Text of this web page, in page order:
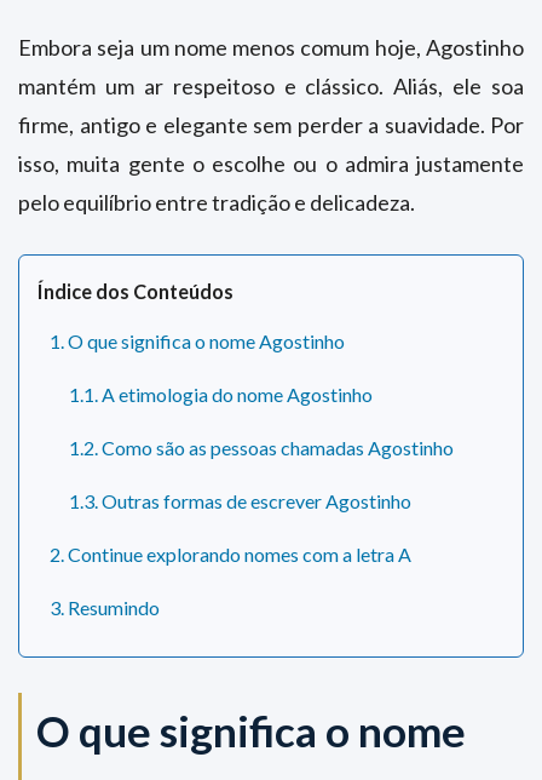
Embora seja um nome menos comum hoje, Agostinho
mantém um ar respeitoso e clássico. Aliás, ele soa
firme, antigo e elegante sem perder a suavidade. Por
isso, muita gente o escolhe ou o admira justamente
pelo equilíbrio entre tradição e delicadeza.
Índice dos Conteúdos
1. O que significa o nome Agostinho
1.1. A etimologia do nome Agostinho
1.2. Como são as pessoas chamadas Agostinho
1.3. Outras formas de escrever Agostinho
2. Continue explorando nomes com a letra A
3. Resumindo
O que significa o nome